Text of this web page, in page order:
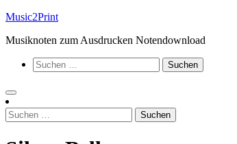
Zum
springen
Music2Print
Musiknoten zum Ausdrucken Notendownload
Suchen
nach:
Suchen
nach: